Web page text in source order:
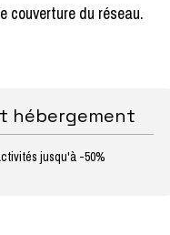
couverture du réseau.
hébergement
jusqu'à -50%